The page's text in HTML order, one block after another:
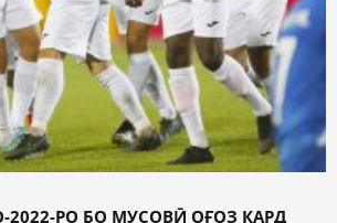
РО БО МУСОВӢ ОҒОЗ КАРД